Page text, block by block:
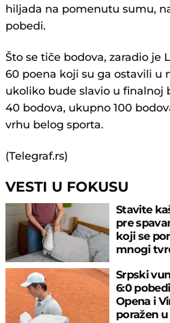
hiljada na pomenutu sumu,
pobedi.
Što se tiče bodova, zaradio je
60 poena koji su ga ostavili u
ukoliko bude slavio u finalnoj
40 bodova, ukupno 100
vrhu belog sporta.
(Telegraf.rs)
VESTI U FOKUSU
Stavite
pre
koji se
mnogi
Srpski
6:0
Opena i
poražen